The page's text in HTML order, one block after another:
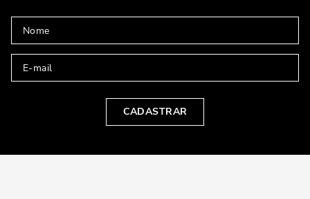
CADASTRAR